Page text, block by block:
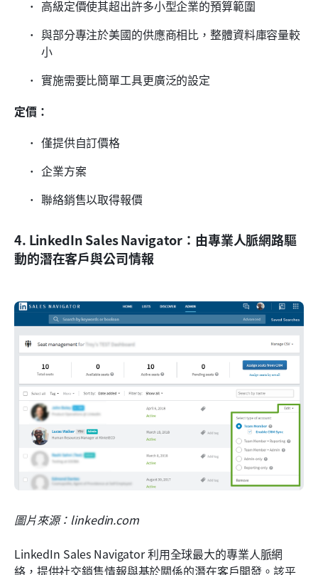
高級定價使其超出許多小型企業的預算範圍
與部分專注於美國的供應商相比，整體資料庫容量較
小
實施需要比簡單工具更廣泛的設定
定價：
僅提供自訂價格
企業方案
聯絡銷售以取得報價
4. LinkedIn Sales Navigator：由專業人脈網路驅
動的潛在客戶與公司情報
圖片來源：linkedin.com
LinkedIn Sales Navigator 利用全球最大的專業人脈網
絡，提供社交銷售情報與基於關係的潛在客戶開發。該平